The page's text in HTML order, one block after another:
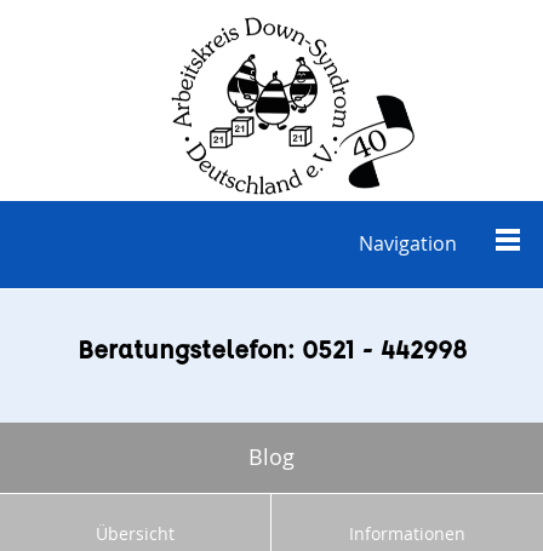
Navigation
Beratungstelefon: 0521 - 442998
Blog
Übersicht Informationen